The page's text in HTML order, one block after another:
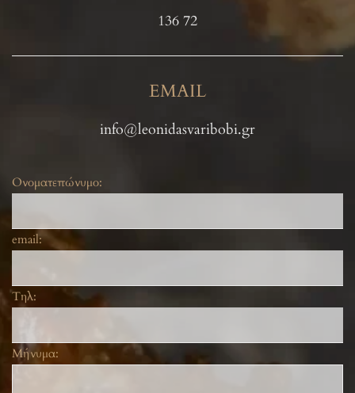
136 72
EMAIL
info@leonidasvaribobi.gr
Ονοματεπώνυμο:
email:
Τηλ:
Μήνυμα: